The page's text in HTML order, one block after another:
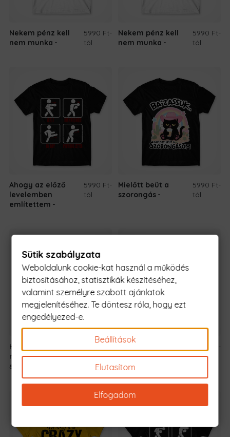
Nekem pénz kell
nem munka
5990 Ft-
tól
Nekem pénz kell
nem munka
5990 Ft-
tól
Ahogy az előző
levelemben
említettem
5990 Ft-
tól
Mielőtt beüt a
szorongás
5990 Ft-
tól
Hogyan kerüld el a
munkahelyi
stresszt
tól
work here
-
tól
Sütik szabályzata
Weboldalunk cookie-kat használ a működés
biztosításához, statisztikák készítéséhez,
valamint személyre szabott ajánlatok
megjelenítéséhez. Te döntesz róla, hogy ezt
engedélyezed-e.
Beállítások
Elutasítom
Elfogadom